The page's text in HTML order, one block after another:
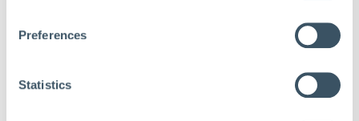
Preferences
Statistics
significativamente a la durabilidad de la tubería. Este
material asegura una protección duradera y un sellado
seguro, lo que lo convierte en una solución confiable y
robusta.